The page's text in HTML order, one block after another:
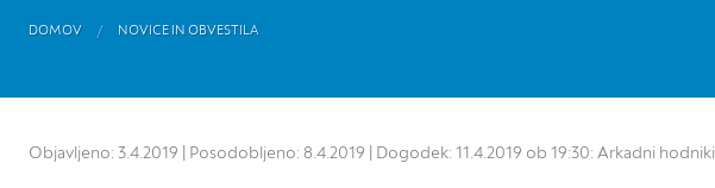
DOMOV NOVICE IN OBVESTILA
Objavljeno: 3.4.2019 | Posodobljeno: 8.4.2019 | Dogodek: 11.4.2019 ob 19:30: Arkadni hodniki